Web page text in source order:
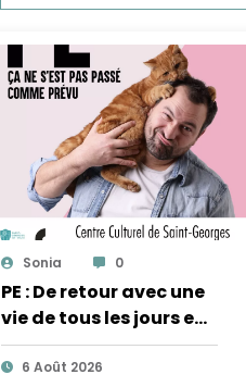
Sonia 0
PE : De retour avec une
vie de tous les jours en
équilibre
6 Août 2026